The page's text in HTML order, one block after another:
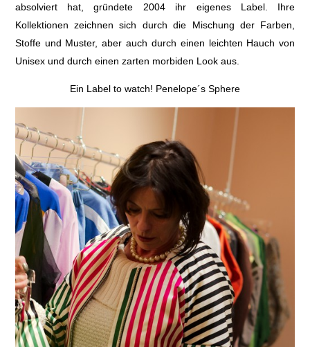
absolviert hat, gründete 2004 ihr eigenes Label. Ihre
Kollektionen zeichnen sich durch die Mischung der Farben,
Stoffe und Muster, aber auch durch einen leichten Hauch von
Unisex und durch einen zarten morbiden Look aus.
Ein Label to watch! Penelope´s Sphere